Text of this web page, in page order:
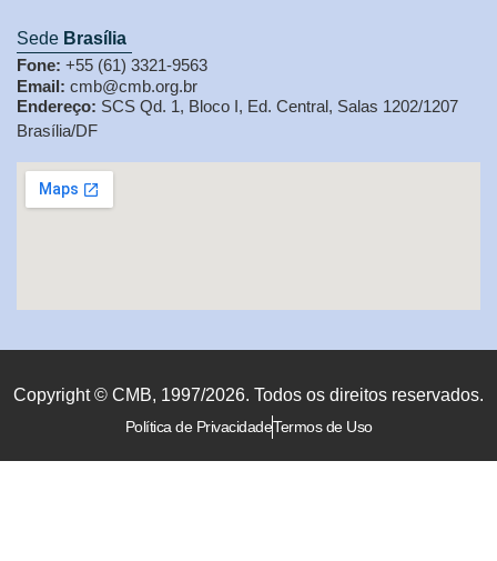
Sede Brasília
Fone: +55 (61) 3321-9563
Email: cmb@cmb.org.br
Endereço: SCS Qd. 1, Bloco I, Ed. Central, Salas 1202/1207
Brasília/DF
Copyright © CMB, 1997/2026. Todos os direitos reservados.
Política de PrivacidadeTermos de Uso